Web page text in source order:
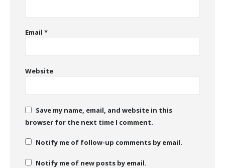
Email *
Website
Save my name, email, and website in this
browser for the next time I comment.
Notify me of follow-up comments by email.
Notify me of new posts by email.